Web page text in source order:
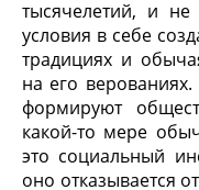
тысячелетий, и
условия в себе
традициях и
на его
формируют
какой-то мере
это социальный
оно отказывается